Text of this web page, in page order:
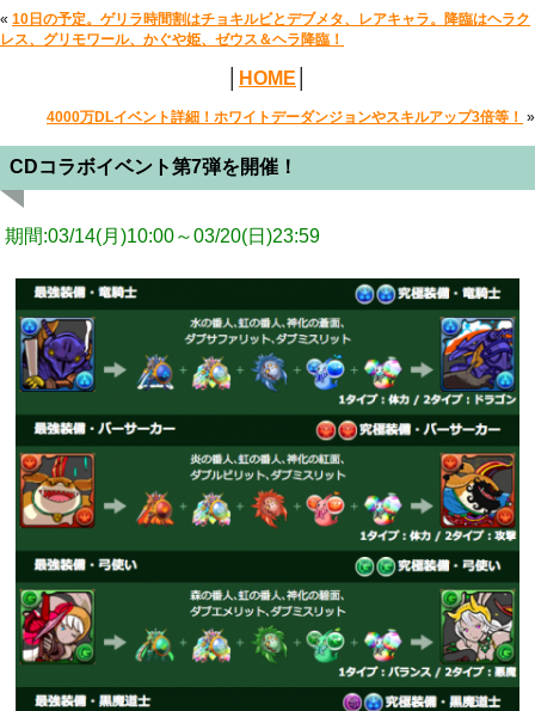
« 10日の予定。ゲリラ時間割はチョキルビとデブメタ、レアキャラ。降臨はヘラク
レス、グリモワール、かぐや姫、ゼウス＆ヘラ降臨！
HOME
4000万DLイベント詳細！ホワイトデーダンジョンやスキルアップ3倍等！ »
CDコラボイベント第7弾を開催！
期間:03/14(月)10:00～03/20(日)23:59